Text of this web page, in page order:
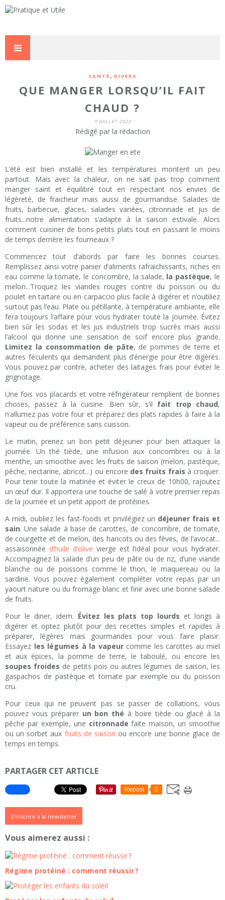
SANTÉ , DIVERS
QUE MANGER LORSQU’IL FAIT
CHAUD ?
9 JUILLET 2023
Rédigé par la rédaction
L’été est bien installé et les températures montent un peu
partout. Mais avec la chaleur, on ne sait pas trop comment
manger saint et équilibré tout en respectant nos envies de
légèreté, de fraicheur mais aussi de gourmandise. Salades de
fruits, barbecue, glaces, salades variées, citronnade et jus de
fruits...notre alimentation s’adapte à la saison estivale. Alors
comment cuisiner de bons petits plats tout en passant le moins
de temps derrière les fourneaux ?
Commencez tout d’abords par faire les bonnes courses.
Remplissez ainsi votre panier d’aliments rafraichissants, riches en
eau comme la tomate, le concombre, la salade, la pastèque, le
melon...Troquez les viandes rouges contre du poisson ou du
poulet en tartare ou en carpaccio plus facile à digérer et n’oubliez
surtout pas l’eau. Plate ou pétillante, à température ambiante, elle
fera toujours l’affaire pour vous hydrater toute la journée. Évitez
bien sûr les sodas et les jus industriels trop sucrés mais aussi
l’alcool qui donne une sensation de soif encore plus grande.
Limitez la consommation de pâte, de pommes de terre et
autres féculents qui demandent plus d’énergie pour être digérés.
Vous pouvez par contre, acheter des laitages frais pour éviter le
grignotage.
Une fois vos placards et votre réfrigérateur remplient de bonnes
choses, passez à la cuisine. Bien sûr, s’il fait trop chaud,
n’allumez pas votre four et préparez des plats rapides à faire à la
vapeur ou de préférence sans cuisson.
Le matin, prenez un bon petit déjeuner pour bien attaquer la
journée. Un thé tiède, une infusion aux concombres ou à la
menthe, un smoothie avec les fruits de saison (melon, pastèque,
pêche, nectarine, abricot...) ou encore des fruits frais à croquer.
Pour tenir toute la matinée et éviter le creux de 10h00, rajoutez
un œuf dur. Il apportera une touche de salé à votre premier repas
de la journée et un petit apport de protéines.
A midi, oubliez les fast-foods et privilégiez un déjeuner frais et
sain. Une salade à base de carottes, de concombre, de tomate,
de courgette et de melon, des haricots ou des fèves, de l’avocat...
assaisonnée d’huile d’olive vierge est l’idéal pour vous hydrater.
Accompagnez la salade d’un peu de pâte ou de riz, d’une viande
blanche ou de poissons comme le thon, le maquereau ou la
sardine. Vous pouvez également compléter votre repas par un
yaourt nature ou du fromage blanc et finir avec une bonne salade
de fruits.
Pour le diner, idem. Évitez les plats top lourds et longs à
digérer et optez plutôt pour des recettes simples et rapides à
préparer, légères mais gourmandes pour vous faire plaisir.
Essayez les légumes à la vapeurcomme les carottes au miel
et aux épices, la pomme de terre, le taboulé, ou encore les
soupes froides de petits pois ou autres légumes de saison, les
gaspachos de pastèque et tomate par exemple ou du poisson
cru.
Pour ceux qui ne peuvent pas se passer de collations, vous
pouvez vous préparer un bon thé à boire tiède ou glacé à la
pêche par exemple, une citronnade faite maison, un smoothie
ou un sorbet aux fruits de saison ou encore une bonne glace de
temps en temps.
PARTAGER CET ARTICLE
Repost 0
S'inscrire à la newsletter
Vous aimerez aussi :
Régime protéiné : comment réussir ?